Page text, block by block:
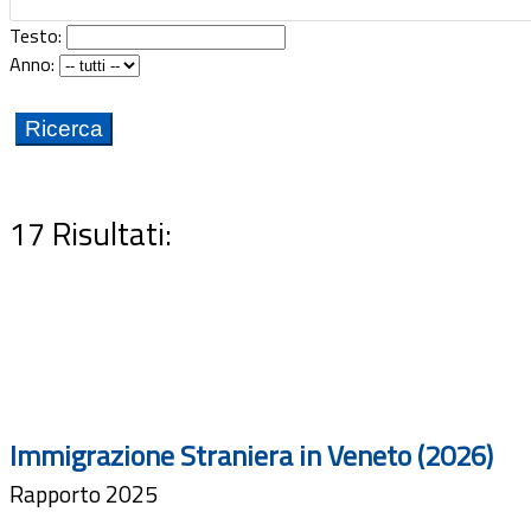
Testo:
Anno:
17 Risultati:
Immigrazione Straniera in Veneto (2026)
Rapporto 2025